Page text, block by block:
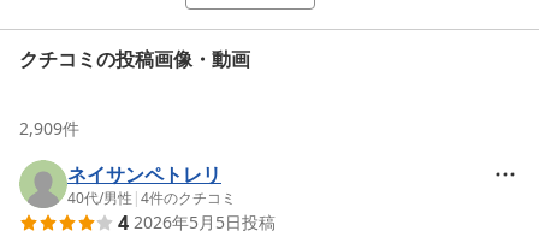
クチコミの投稿画像・動画
2,909件
ネイサンペトレリ
40代/男性 |4件のクチコミ
4 2026年5月5日投稿